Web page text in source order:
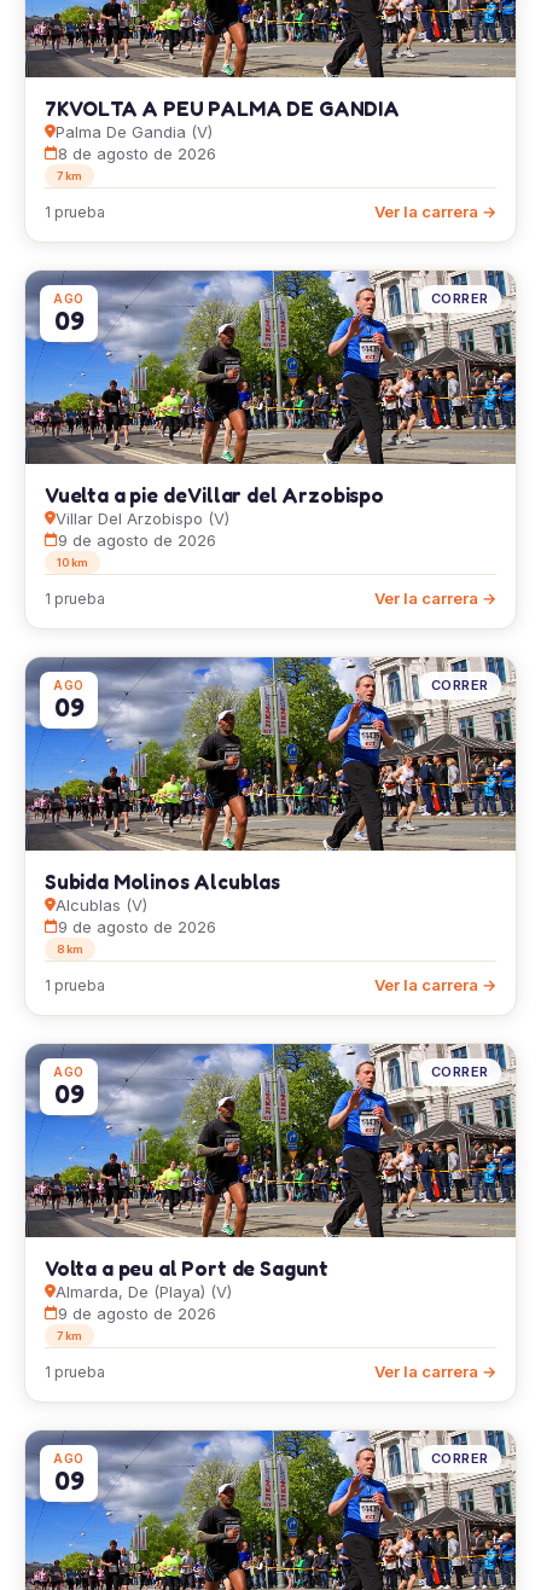
7K VOLTA A PEU PALMA DE GANDIA
Palma De Gandia (V)
8 de agosto de 2026
7 km
1 prueba Ver la carrera →
AGO
09
CORRER
Vuelta a pie de Villar del Arzobispo
Villar Del Arzobispo (V)
9 de agosto de 2026
10 km
1 prueba Ver la carrera →
AGO
09
CORRER
Subida Molinos Alcublas
Alcublas (V)
9 de agosto de 2026
8 km
1 prueba Ver la carrera →
AGO
09
CORRER
Volta a peu al Port de Sagunt
Almarda, De (Playa) (V)
9 de agosto de 2026
7 km
1 prueba Ver la carrera →
AGO
09
CORRER